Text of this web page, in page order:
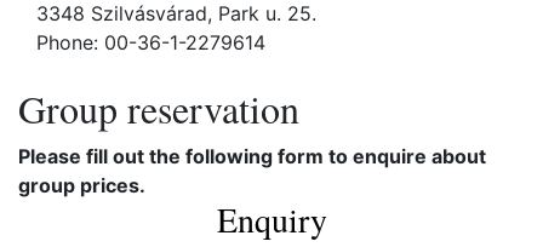
3348 Szilvásvárad, Park u. 25.
Phone: 00-36-1-2279614
Group reservation
Please fill out the following form to enquire about
group prices.
Enquiry